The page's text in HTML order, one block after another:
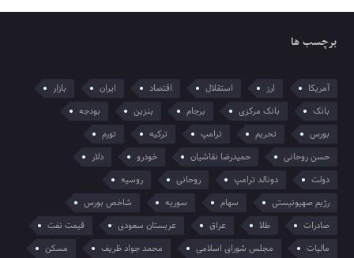
برچسب ها
آمریکا ارز استقلال اقتصاد ایران
بازار
بانک
بانک مرکزی برجام بنزین
بودجه
بورس
تحریم ترامپ ترکیه
تورم
حسن روحانی
حمیدرضا نقاشیان خودرو
دلار
دولت
دونالد ترامپ روحانی
روسیه
رژیم صهیونیستی
سهام سوریه
شاخص بورس
صادرات
طلا عراق عربستان سعودی
قیمت نفت
مالیات
مجلس شورای اسلامی محمد جواد ظریف مسکن